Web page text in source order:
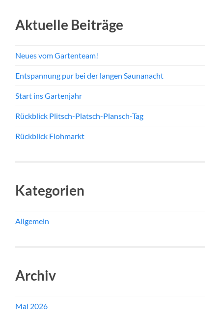
Aktuelle Beiträge
Neues vom Gartenteam!
Entspannung pur bei der langen Saunanacht
Start ins Gartenjahr
Rückblick Plitsch-Platsch-Plansch-Tag
Rückblick Flohmarkt
Kategorien
Allgemein
Archiv
Mai 2026